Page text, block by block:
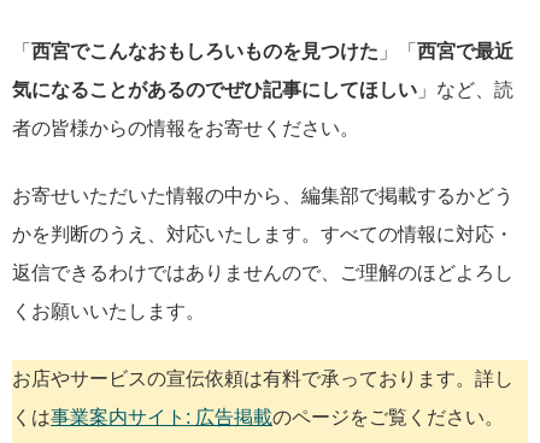
「 西宮でこんなおもしろいものを見つけた 」「 西宮で最近
気になることがあるのでぜひ記事にしてほしい 」など、読
者の皆様からの情報をお寄せください。
お寄せいただいた情報の中から、編集部で掲載するかどう
かを判断のうえ、対応いたします。すべての情報に対応・
返信できるわけではありませんので、ご理解のほどよろし
くお願いいたします。
お店やサービスの宣伝依頼は有料で承っております。詳し
くは事業案内サイト: 広告掲載のページをご覧ください。